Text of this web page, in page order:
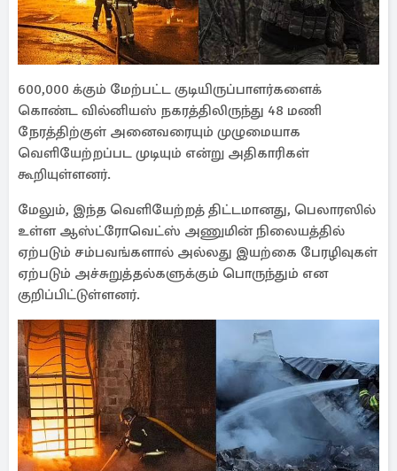
600,000 க்கும் மேற்பட்ட குடியிருப்பாளர்களைக்
கொண்ட வில்னியஸ் நகரத்திலிருந்து 48 மணி
நேரத்திற்குள் அனைவரையும் முழுமையாக
வெளியேற்றப்பட முடியும் என்று அதிகாரிகள்
கூறியுள்ளனர்.
மேலும், இந்த வெளியேற்றத் திட்டமானது, பெலாரஸில்
உள்ள ஆஸ்ட்ரோவெட்ஸ் அணுமின் நிலையத்தில்
ஏற்படும் சம்பவங்களால் அல்லது இயற்கை பேரழிவுகள்
ஏற்படும் அச்சுறுத்தல்களுக்கும் பொருந்தும் என
குறிப்பிட்டுள்ளனர்.